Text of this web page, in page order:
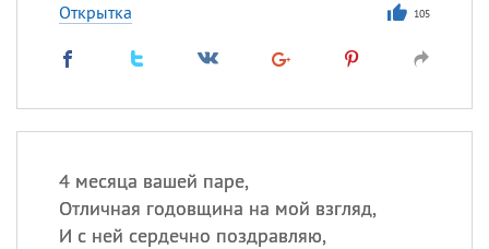
Открытка 105
4 месяца вашей паре,
Отличная годовщина на мой взгляд,
И с ней сердечно поздравляю,